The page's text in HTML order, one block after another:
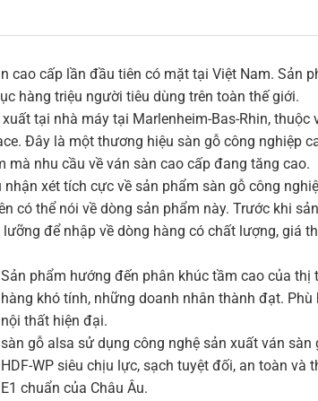
cao cấp lần đầu tiên có mặt tại Việt Nam. Sản
hàng triệu người tiêu dùng trên toàn thế giới.
tại nhà máy tại Marlenheim-Bas-Rhin,
Đây là một thương hiệu sàn gỗ công nghiệp
nhu cầu về ván sàn cao cấp đang tăng cao.
xét tích cực về sản phẩm sàn gỗ công
có thể nói về dòng sản phẩm này. Trước khi
để nhập về dòng hàng có chất lượng, giá
Sản phẩm hướng đến phân khúc tầm cao của
hàng khó tính, những doanh nhân thành đạt.
nội thất hiện đại.
sàn gỗ alsa sử dụng công nghệ sản xuất ván
HDF-WP siêu chịu lực, sạch tuyệt đối, an toàn
E1 chuẩn của Châu Âu.